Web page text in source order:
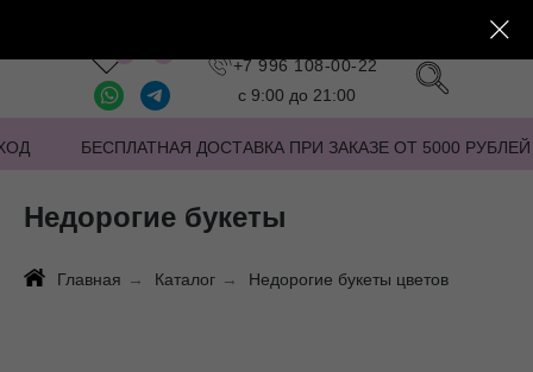
+7 996 108-00-22
БЕСПЛАТНАЯ ДОСТАВКА ПРИ ЗАКАЗЕ ОТ 5000 РУБЛЕЙ
с 9:00 до 21:00
Недорогие букеты
Главная → Каталог → Недорогие букеты цветов